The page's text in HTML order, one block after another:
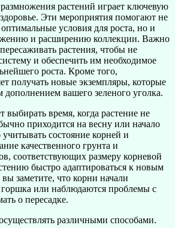
растений играет ключевую
Эти мероприятия помогают не
условия для роста, но и
и расширению коллекции. Важно
растения, чтобы не
и обеспечить им необходимое
роста. Кроме того,
получать новые экземпляры, которые
дополнением вашего зеленого уголка.
выбирать время, когда растение не
приходится на весну или начало
состояние корней и
качественного грунта и
соответствующих размеру корневой
быстро адаптироваться к новым
заметите, что корни начали
горшка или наблюдаются проблемы с
о пересадке.
различными способами.